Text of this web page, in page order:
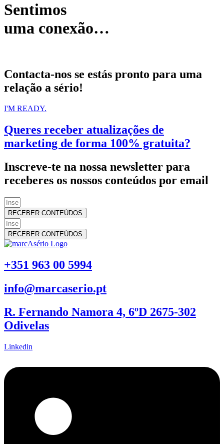
Sentimos
uma conexão…
Contacta-nos se estás pronto para uma
relação a sério!
I'M READY.
Queres receber atualizações de
marketing de forma 100% gratuita?
Inscreve-te na nossa newsletter para
receberes os nossos conteúdos por email
RECEBER CONTEÚDOS
RECEBER CONTEÚDOS
+351 963 00 5994
info@marcaserio.pt
R. Fernando Namora 4, 6ºD 2675-302
Odivelas
Linkedin